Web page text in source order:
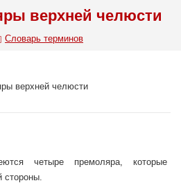
верхней челюсти
Словарь терминов
четыре премоляра, которые